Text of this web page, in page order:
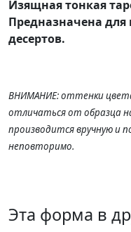
Изящная тонкая
Предназначена
десертов.
ВНИМАНИЕ: оттенки
отличаться от образца
производится вручную и
неповторимо.
Эта форма в